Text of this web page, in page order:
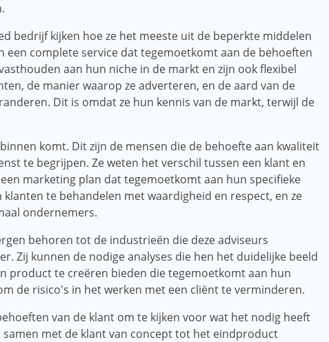
bedrijf kijken hoe ze het meeste uit de beperkte middelen
een complete service dat tegemoetkomt aan de behoeften
aan hun niche in de markt en zijn ook flexibel
de manier waarop ze adverteren, en de aard van de
Dit is omdat ze hun kennis van de markt, terwijl de
komt. Dit zijn de mensen die de behoefte aan kwaliteit
te begrijpen. Ze weten het verschil tussen een klant en
marketing plan dat tegemoetkomt aan hun specifieke
te behandelen met waardigheid en respect, en ze
ondernemers.
behoren tot de industrieën die deze adviseurs
Zij kunnen de nodige analyses die hen het duidelijke beeld
​​product te creëren bieden die tegemoetkomt aan hun
de risico's in het werken met een cliënt te verminderen.
van de klant om te kijken voor wat het nodig heeft
met de klant van concept tot het eindproduct